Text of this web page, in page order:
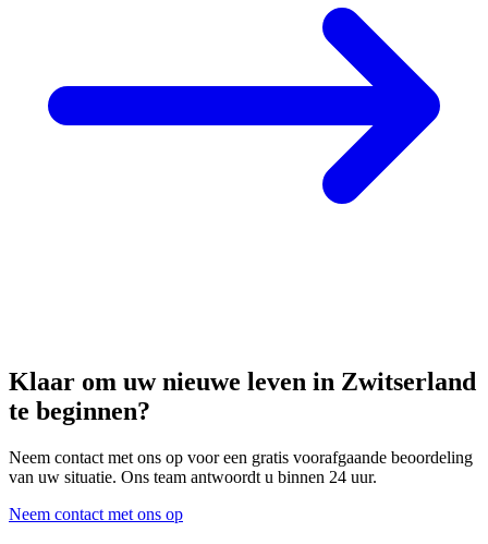
Klaar om uw nieuwe leven in Zwitserland
te beginnen?
Neem contact met ons op voor een gratis voorafgaande beoordeling
van uw situatie. Ons team antwoordt u binnen 24 uur.
Neem contact met ons op